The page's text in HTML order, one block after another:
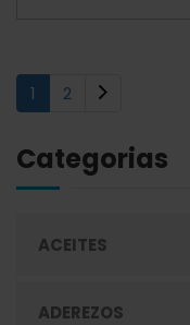
1 (current)
2
Categorias
ACEITES
ADEREZOS